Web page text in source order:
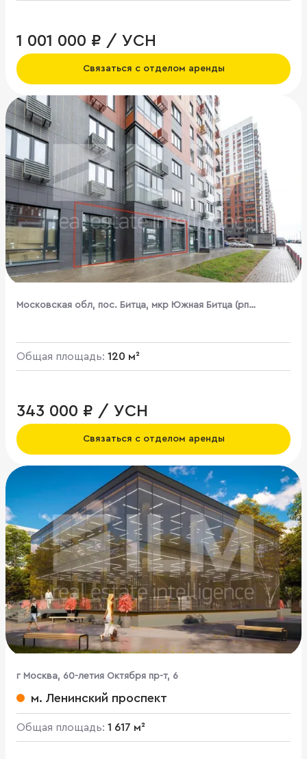
1 001 000 ₽ / УСН
Связаться с отделом аренды
Московская обл, пос. Битца, мкр Южная Битца (рп
Общая площадь: 120 м²
343 000 ₽ / УСН
Связаться с отделом аренды
г Москва, 60-летия Октября пр-т, 6
м. Ленинский проспект
Общая площадь: 1 617 м²